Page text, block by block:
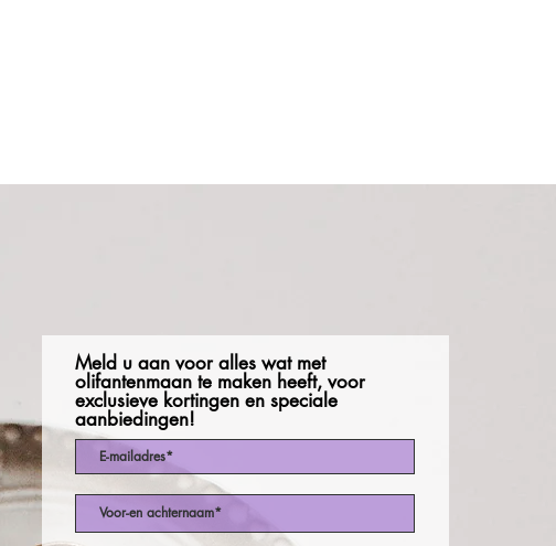
Meld u aan voor alles wat met
olifantenmaan te maken heeft, voor
exclusieve kortingen en speciale
aanbiedingen!